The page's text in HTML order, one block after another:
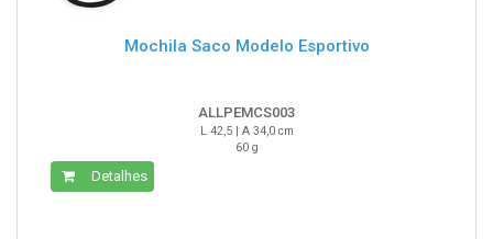
Mochila Saco Modelo Esportivo
ALLPEMCS003
L 42,5 | A 34,0 cm
60 g
Detalhes